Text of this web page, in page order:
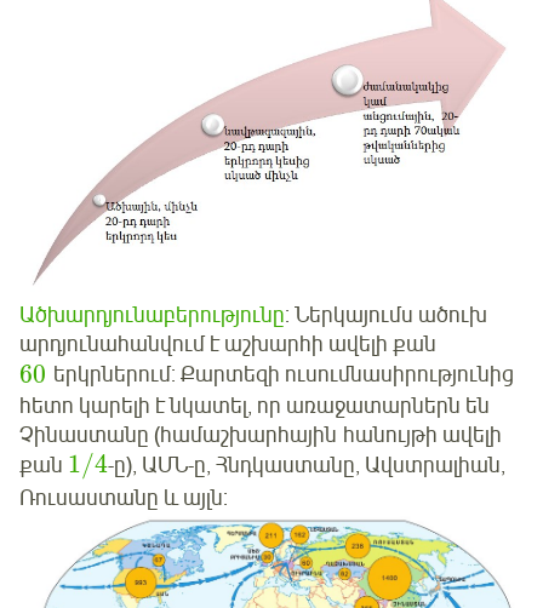
Ածխարդյունաբերությունը: Ներկայումս ածուխ
արդյունահանվում է աշխարհի ավելի քան
60 երկրներում: Քարտեզի ուսումնասիրությունից
հետո կարելի է նկատել, որ առաջատարներն են
Չինաստանը (համաշխարհային հանույթի ավելի
քան 1/4-­ը), ԱՄՆ-­ը, Հնդկաստանը, Ավստրալիան,
Ռուսաստանը և այլն: